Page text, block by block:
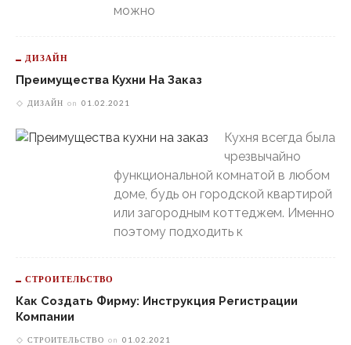
можно
ДИЗАЙН
Преимущества Кухни На Заказ
ДИЗАЙН on 01.02.2021
Кухня всегда была
чрезвычайно
функциональной комнатой в любом
доме, будь он городской квартирой
или загородным коттеджем. Именно
поэтому подходить к
СТРОИТЕЛЬСТВО
Как Создать Фирму: Инструкция Регистрации
Компании
СТРОИТЕЛЬСТВО on 01.02.2021